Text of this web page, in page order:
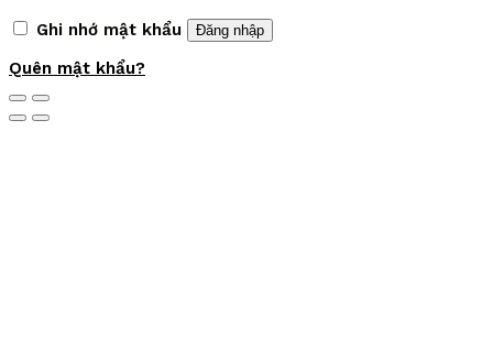
Ghi nhớ mật khẩu Đăng nhập
Quên mật khẩu?